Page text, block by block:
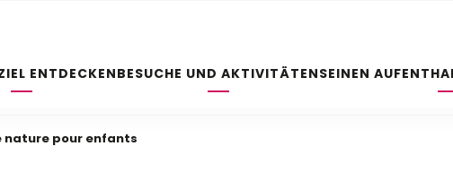
ENTDECKENBESUCHE UND AKTIVITÄTENSEINEN
nature pour enfants